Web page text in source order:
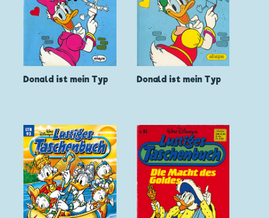
Donald ist mein Typ Donald ist mein Typ